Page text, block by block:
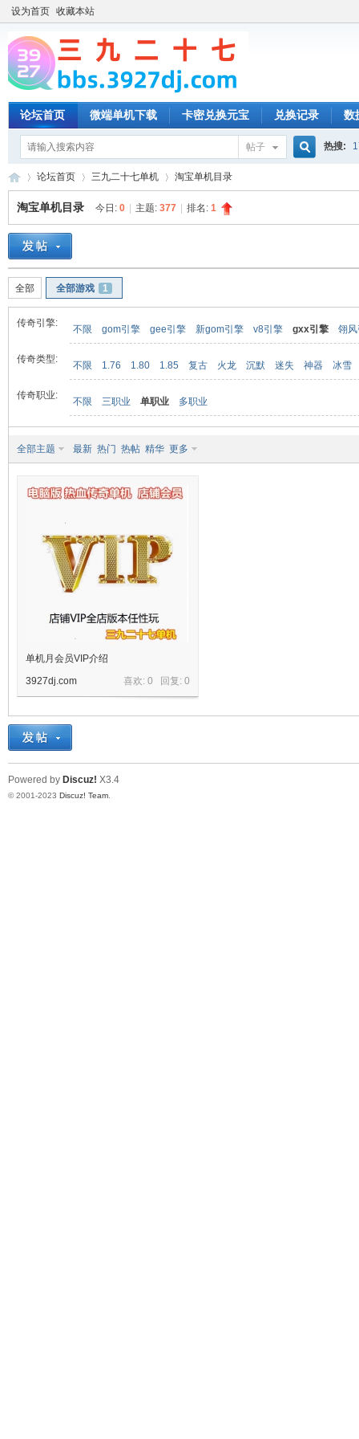
设为首页 收藏本站
论坛首页 微端单机下载 卡密兑换元宝 兑换记录 数
帖子 热搜:
十
»
论坛首页 三九二十七单机 淘宝单机目录
淘宝单机目录 今日: 0 主题: 377 排名: 1
全部 全部游戏 1
传奇引擎:
不限 gom引擎 gee引擎 新gom引擎 v8引擎 gxx引擎 翎
传奇类型:
不限 1.76 1.80 1.85 复古 火龙 沉默 迷失 神器 冰雪
传奇职业:
不限 三职业 单职业 多职业
全部主题 最新 热门 热帖 精华 更多
单机月会员VIP介绍
喜欢: 0 回复: 0
3927dj.com
Powered by Discuz! X3.4
© 2001-2023 Discuz! Team.